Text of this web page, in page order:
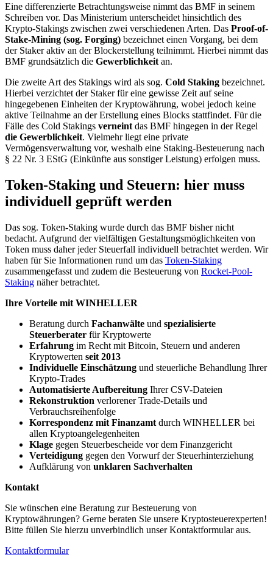
Eine differenzierte Betrachtungsweise nimmt das BMF in seinem
Schreiben vor. Das Ministerium unterscheidet hinsichtlich des
Krypto-Stakings zwischen zwei verschiedenen Arten. Das Proof-of-
Stake-Mining (sog. Forging) bezeichnet einen Vorgang, bei dem
der Staker aktiv an der Blockerstellung teilnimmt. Hierbei nimmt das
BMF grundsätzlich die Gewerblichkeit an.
Die zweite Art des Stakings wird als sog. Cold Staking bezeichnet.
Hierbei verzichtet der Staker für eine gewisse Zeit auf seine
hingegebenen Einheiten der Kryptowährung, wobei jedoch keine
aktive Teilnahme an der Erstellung eines Blocks stattfindet. Für die
Fälle des Cold Stakings verneint das BMF hingegen in der Regel
die Gewerblichkeit. Vielmehr liegt eine private
Vermögensverwaltung vor, weshalb eine Staking-Besteuerung nach
§ 22 Nr. 3 EStG (Einkünfte aus sonstiger Leistung) erfolgen muss.
Token-Staking und Steuern: hier muss
individuell geprüft werden
Das sog. Token-Staking wurde durch das BMF bisher nicht
bedacht. Aufgrund der vielfältigen Gestaltungsmöglichkeiten von
Token muss daher jeder Steuerfall individuell betrachtet werden. Wir
haben für Sie Informationen rund um das Token-Staking
zusammengefasst und zudem die Besteuerung von Rocket-Pool-
Staking näher betrachtet.
Ihre Vorteile mit WINHELLER
Beratung durch Fachanwälte und spezialisierte
Steuerberater für Kryptowerte
Erfahrung im Recht mit Bitcoin, Steuern und anderen
Kryptowerten seit 2013
Individuelle Einschätzung und steuerliche Behandlung Ihrer
Krypto-Trades
Automatisierte Aufbereitung Ihrer CSV-Dateien
Rekonstruktion verlorener Trade-Details und
Verbrauchsreihenfolge
Korrespondenz mit Finanzamt durch WINHELLER bei
allen Kryptoangelegenheiten
Klage gegen Steuerbescheide vor dem Finanzgericht
Verteidigung gegen den Vorwurf der Steuerhinterziehung
Aufklärung von unklaren Sachverhalten
Kontakt
Sie wünschen eine Beratung zur Besteuerung von
Kryptowährungen? Gerne beraten Sie unsere Kryptosteuerexperten!
Bitte füllen Sie hierzu unverbindlich unser Kontaktformular aus.
Kontaktformular